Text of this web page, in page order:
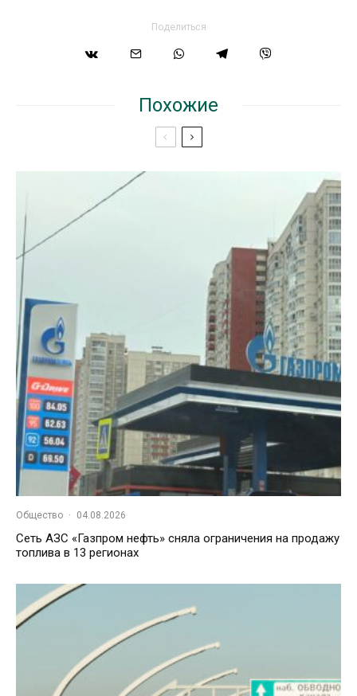
Поделиться
Похожие
Общество · 04.08.2026
Сеть АЗС «Газпром нефть» сняла ограничения на продажу
топлива в 13 регионах